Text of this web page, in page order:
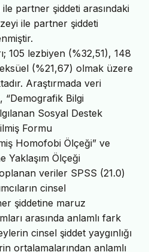
partner şiddeti arasındaki
ile partner şiddeti
105 lezbiyen (%32,51), 148
(%21,67) olmak üzere
Araştırmada veri
“Demografik Bilgi
Sosyal Destek
Formu
Homofobi Ölçeği” ve
Yaklaşım Ölçeği
veriler SPSS (21.0)
cinsel
şiddetine maruz
arasında anlamlı fark
cinsel şiddet yaygınlığı
ortalamalarından anlamlı